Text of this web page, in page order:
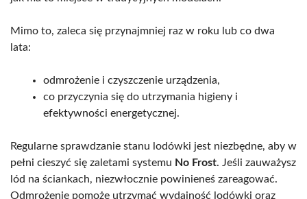
Mimo to, zaleca się przynajmniej raz w roku lub co dwa
lata:
odmrożenie i czyszczenie urządzenia,
co przyczynia się do utrzymania higieny i
efektywności energetycznej.
Regularne sprawdzanie stanu lodówki jest niezbędne, aby w
pełni cieszyć się zaletami systemu No Frost. Jeśli zauważysz
lód na ściankach, niezwłocznie powinieneś zareagować.
Odmrożenie pomoże utrzymać wydajność lodówki oraz